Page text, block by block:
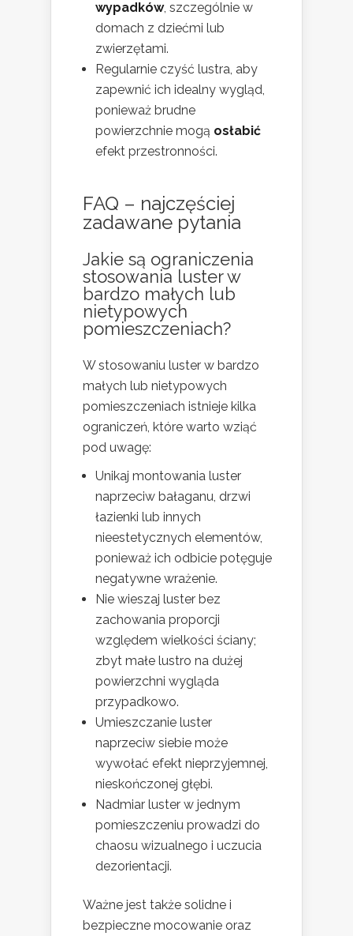
wypadków, szczególnie w
domach z dziećmi lub
zwierzętami.
Regularnie czyść lustra, aby
zapewnić ich idealny wygląd,
ponieważ brudne
powierzchnie mogą osłabić
efekt przestronności.
FAQ – najczęściej
zadawane pytania
Jakie są ograniczenia
stosowania luster w
bardzo małych lub
nietypowych
pomieszczeniach?
W stosowaniu luster w bardzo
małych lub nietypowych
pomieszczeniach istnieje kilka
ograniczeń, które warto wziąć
pod uwagę:
Unikaj montowania luster
naprzeciw bałaganu, drzwi
łazienki lub innych
nieestetycznych elementów,
ponieważ ich odbicie potęguje
negatywne wrażenie.
Nie wieszaj luster bez
zachowania proporcji
względem wielkości ściany;
zbyt małe lustro na dużej
powierzchni wygląda
przypadkowo.
Umieszczanie luster
naprzeciw siebie może
wywołać efekt nieprzyjemnej,
nieskończonej głębi.
Nadmiar luster w jednym
pomieszczeniu prowadzi do
chaosu wizualnego i uczucia
dezorientacji.
Ważne jest także solidne i
bezpieczne mocowanie oraz